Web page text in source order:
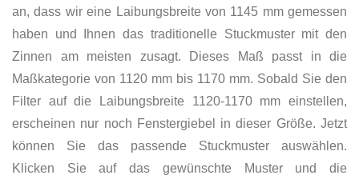
an, dass wir eine Laibungsbreite von 1145 mm gemessen
haben und Ihnen das traditionelle Stuckmuster mit den
Zinnen am meisten zusagt. Dieses Maß passt in die
Maßkategorie von 1120 mm bis 1170 mm. Sobald Sie den
Filter auf die Laibungsbreite 1120-1170 mm einstellen,
erscheinen nur noch Fenstergiebel in dieser Größe. Jetzt
können Sie das passende Stuckmuster auswählen.
Klicken Sie auf das gewünschte Muster und die